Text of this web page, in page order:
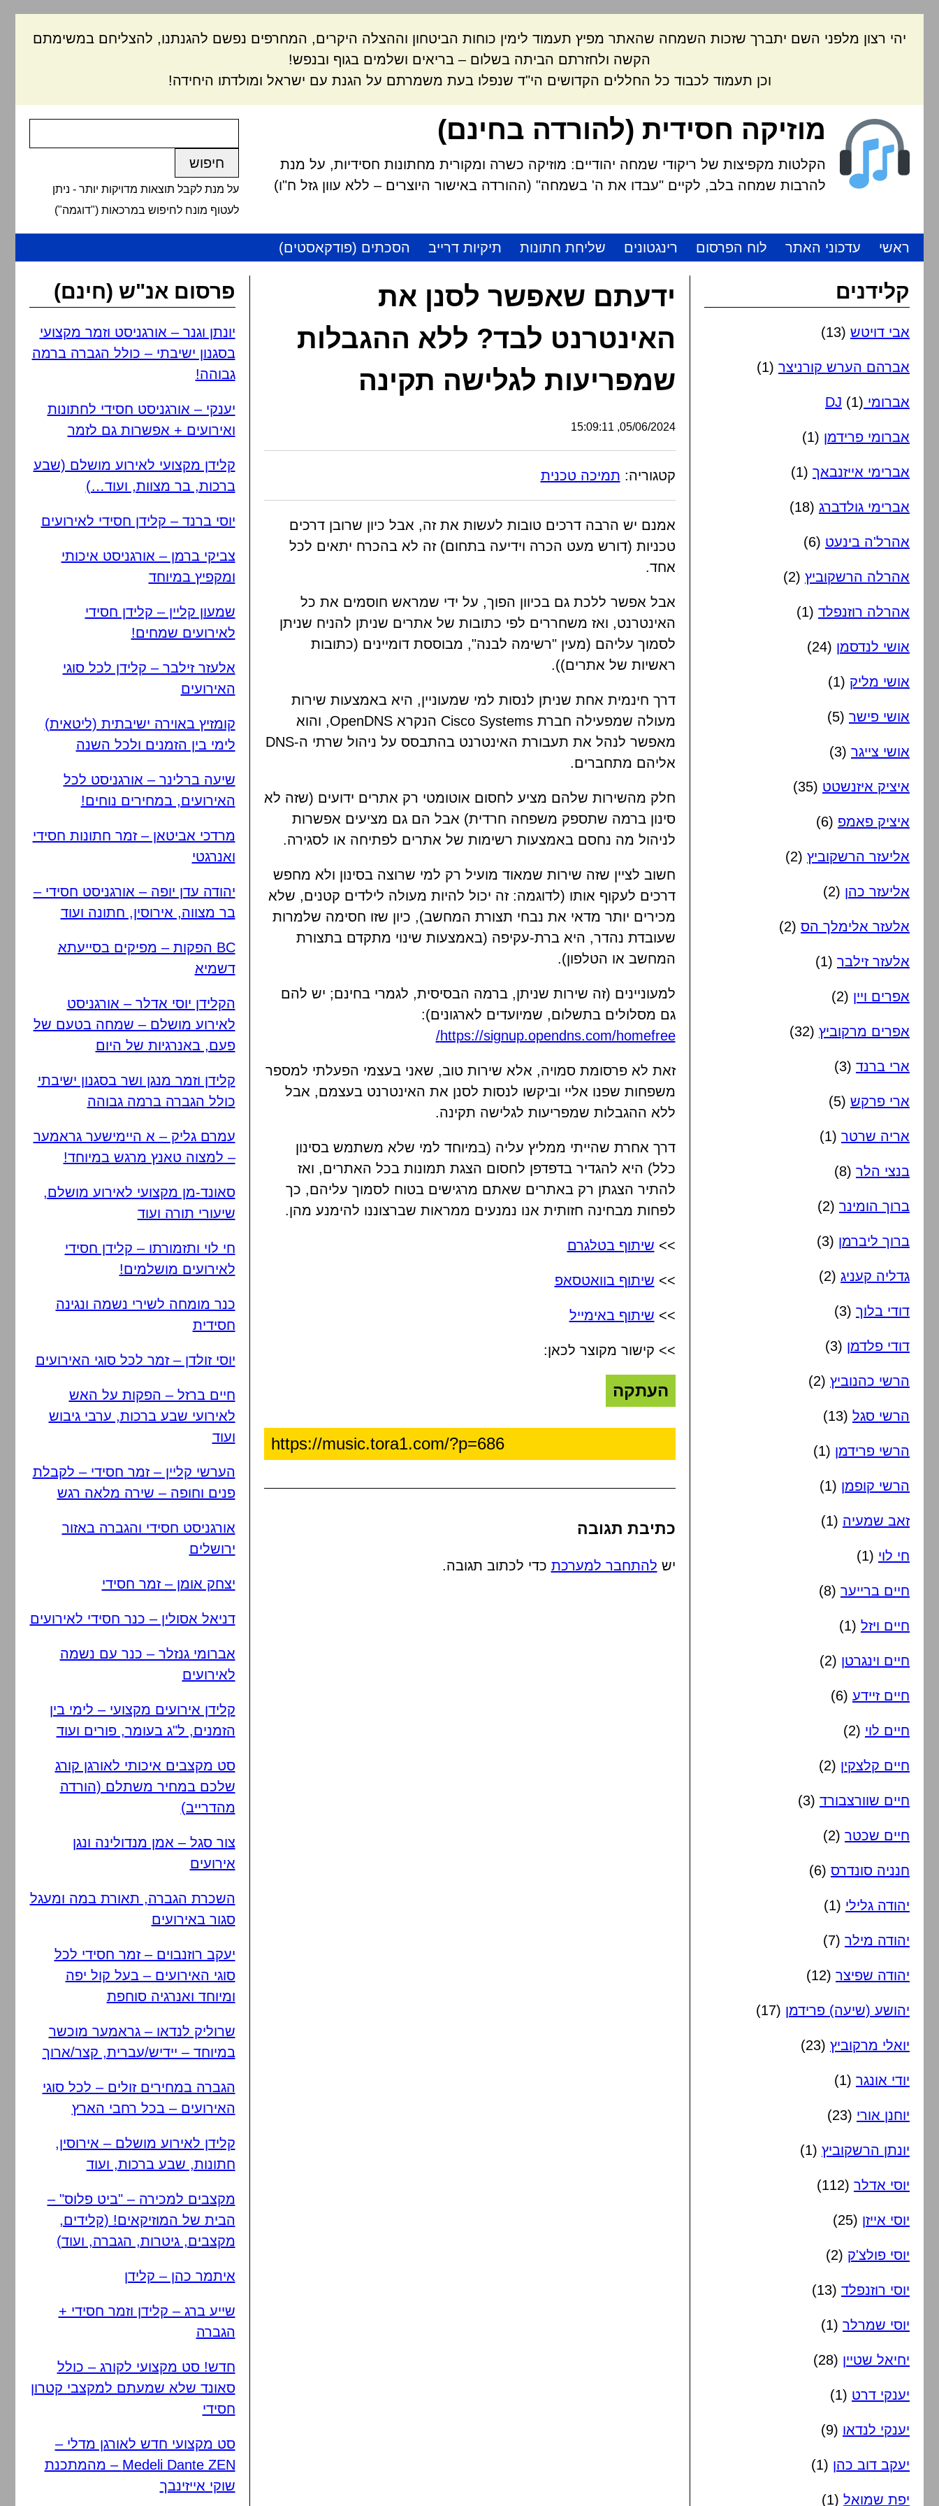
יהי רצון מלפני השם יתברך שזכות השמחה שהאתר מפיץ תעמוד לימין כוחות הביטחון וההצלה היקרים, המחרפים נפשם להגנתנו, להצליחם במשימתם
הקשה ולחזרתם הביתה בשלום – בריאים ושלמים בגוף ובנפש!
וכן תעמוד לכבוד כל החללים הקדושים הי"ד שנפלו בעת משמרתם על הגנת עם ישראל ומולדתו היחידה!
מוזיקה חסידית (להורדה בחינם)
הקלטות מקפיצות של ריקודי שמחה יהודיים: מוזיקה כשרה ומקורית מחתונות חסידיות, על מנת
להרבות שמחה בלב, לקיים "עבדו את ה' בשמחה" (ההורדה באישור היוצרים – ללא עוון גזל ח"ו)
על מנת לקבל תוצאות מדויקות יותר - ניתן
לעטוף מונח לחיפוש במרכאות ("דוגמה")
ראשי עדכוני האתר לוח הפרסום רינגטונים שליחת חתונות תיקיות דרייב הסכתים (פודקאסטים)
ידעתם שאפשר לסנן את
האינטרנט לבד? ללא ההגבלות
שמפריעות לגלישה תקינה
05/06/2024, 15:09:11
קטגוריה: תמיכה טכנית
אמנם יש הרבה דרכים טובות לעשות את זה, אבל כיון שרובן דרכים
טכניות (דורש מעט הכרה וידיעה בתחום) זה לא בהכרח יתאים לכל
אחד.
אבל אפשר ללכת גם בכיוון הפוך, על ידי שמראש חוסמים את כל
האינטרנט, ואז משחררים לפי כתובות של אתרים שניתן להניח שניתן
לסמוך עליהם (מעין "רשימה לבנה", מבוססת דומיינים (כתובות
ראשיות של אתרים)).
דרך חינמית אחת שניתן לנסות למי שמעוניין, היא באמצעות שירות
מעולה שמפעילה חברת Cisco Systems הנקרא OpenDNS, והוא
מאפשר לנהל את תעבורת האינטרנט בהתבסס על ניהול שרתי ה-DNS
אליהם מתחברים.
חלק מהשירות שלהם מציע לחסום אוטומטי רק אתרים ידועים (שזה לא
סינון ברמה שתספק משפחה חרדית) אבל הם גם מציעים אפשרות
לניהול מה נחסם באמצעות רשימות של אתרים לפתיחה או לסגירה.
חשוב לציין שזה שירות שמאוד מועיל רק למי שרוצה בסינון ולא מחפש
דרכים לעקוף אותו (לדוגמה: זה יכול להיות מעולה לילדים קטנים, שלא
מכירים יותר מדאי את נבחי תצורת המחשב), כיון שזו חסימה שלמרות
שעובדת נהדר, היא ברת-עקיפה (באמצעות שינוי מתקדם בתצורת
המחשב או הטלפון).
למעוניינים (זה שירות שניתן, ברמה הבסיסית, לגמרי בחינם; יש להם
גם מסלולים בתשלום, שמיועדים לארגונים):
https://signup.opendns.com/homefree/
זאת לא פרסומת סמויה, אלא שירות טוב, שאני בעצמי הפעלתי למספר
משפחות שפנו אליי וביקשו לנסות לסנן את האינטרנט בעצמם, אבל
ללא ההגבלות שמפריעות לגלישה תקינה.
דרך אחרת שהייתי ממליץ עליה (במיוחד למי שלא משתמש בסינון
כלל) היא להגדיר בדפדפן לחסום הצגת תמונות בכל האתרים, ואז
להתיר הצגתן רק באתרים שאתם מרגישים בטוח לסמוך עליהם, כך
לפחות מבחינה חזותית אנו נמנעים ממראות שברצוננו להימנע מהן.
>> שיתוף בטלגרם
>> שיתוף בוואטסאפ
>> שיתוף באימייל
>> קישור מקוצר לכאן:
העתקה
כתיבת תגובה
יש להתחבר למערכת כדי לכתוב תגובה.
קלידנים
אבי דויטש (13)
אברהם הערש קורניצר (1)
אברומי DJ (1)
אברומי פרידמן (1)
אברימי אייזנבאך (1)
אברימי גולדברג (18)
אהרל'ה בינעט (6)
אהרלה הרשקוביץ (2)
אהרלה רוזנפלד (1)
אושי לנדסמן (24)
אושי מליק (1)
אושי פישר (5)
אושי צייגר (3)
איציק איזנשטט (35)
איציק פאמפ (6)
אליעזר הרשקוביץ (2)
אליעזר כהן (2)
אלעזר אלימלך הס (2)
אלעזר זילבר (1)
אפרים ויין (2)
אפרים מרקוביץ (32)
ארי ברנד (3)
ארי פרקש (5)
אריה שרטר (1)
בנצי הלר (8)
ברוך הומינר (2)
ברוך ליברמן (3)
גדליה קעניג (2)
דודי בלוך (3)
דודי פלדמן (3)
הרשי כהנוביץ (2)
הרשי סגל (13)
הרשי פרידמן (1)
הרשי קופמן (1)
זאב שמעיה (1)
חי לוי (1)
חיים ברייער (8)
חיים ויזל (1)
חיים וינגרטן (2)
חיים זיידע (6)
חיים לוי (2)
חיים קלצקין (2)
חיים שוורצבורד (3)
חיים שכטר (2)
חנניה סונדרס (6)
יהודה גלילי (1)
יהודה מילר (7)
יהודה שפיצר (12)
יהושע (שיעה) פרידמן (17)
יואלי מרקוביץ (23)
יודי אונגר (1)
יוחנן אורי (23)
יונתן הרשקוביץ (1)
יוסי אדלר (112)
יוסי אייזן (25)
יוסי פולצ'ק (2)
יוסי רוזנפלד (13)
יוסי שמרלר (1)
יחיאל שטיין (28)
יענקי דרט (1)
יענקי לנדאו (9)
יעקב דוב כהן (1)
יפת שמואל (1)
פרסום אנ"ש (חינם)
יונתן וגנר – אורגניסט וזמר מקצועי
בסגנון ישיבתי – כולל הגברה ברמה
גבוהה!
יענקי – אורגניסט חסידי לחתונות
ואירועים + אפשרות גם לזמר
קלידן מקצועי לאירוע מושלם (שבע
ברכות, בר מצוות, ועוד…)
יוסי ברנד – קלידן חסידי לאירועים
צביקי ברמן – אורגניסט איכותי
ומקפיץ במיוחד
שמעון קליין – קלידן חסידי
לאירועים שמחים!
אלעזר זילבר – קלידן לכל סוגי
האירועים
קומזיץ באוירה ישיבתית (ליטאית)
לימי בין הזמנים ולכל השנה
שיעה ברלינר – אורגניסט לכל
האירועים, במחירים נוחים!
מרדכי אביטאן – זמר חתונות חסידי
ואנרגטי
יהודה עדן יופה – אורגניסט חסידי –
בר מצווה, אירוסין, חתונה ועוד
BC הפקות – מפיקים בסייעתא
דשמיא
הקלידן יוסי אדלר – אורגניסט
לאירוע מושלם – שמחה בטעם של
פעם, באנרגיות של היום
קלידן וזמר מנגן ושר בסגנון ישיבתי
כולל הגברה ברמה גבוהה
עמרם גליק – א היימישער גראמער
– למצוה טאנץ מרגש במיוחד!
סאונד-מן מקצועי לאירוע מושלם,
שיעורי תורה ועוד
חי לוי ותזמורתו – קלידן חסידי
לאירועים מושלמים!
כנר מומחה לשירי נשמה ונגינה
חסידית
יוסי זולדן – זמר לכל סוגי האירועים
חיים ברזל – הפקות על האש
לאירועי שבע ברכות, ערבי גיבוש
ועוד
הערשי קליין – זמר חסידי – לקבלת
פנים וחופה – שירה מלאה רגש
אורגניסט חסידי והגברה באזור
ירושלים
יצחק אומן – זמר חסידי
דניאל אסולין – כנר חסידי לאירועים
אברומי גנזלר – כנר עם נשמה
לאירועים
קלידן אירועים מקצועי – לימי בין
הזמנים, ל"ג בעומר, פורים ועוד
סט מקצבים איכותי לאורגן קורג
שלכם במחיר משתלם (הורדה
מהדרייב)
צור סגל – אמן מנדולינה ונגן
אירועים
השכרת הגברה, תאורת במה ומעגל
סגור באירועים
יעקב רוזנבוים – זמר חסידי לכל
סוגי האירועים – בעל קול יפה
ומיוחד ואנרגיה סוחפת
שרוליק לנדאו – גראמער מוכשר
במיוחד – יידיש/עברית, קצר/ארוך
הגברה במחירים זולים – לכל סוגי
האירועים – בכל רחבי הארץ
קלידן לאירוע מושלם – אירוסין,
חתונות, שבע ברכות, ועוד
מקצבים למכירה – "ביט פלוס" –
הבית של המוזיקאים! (קלידים,
מקצבים, גיטרות, הגברה, ועוד)
איתמר כהן – קלידן
שייע ברג – קלידן וזמר חסידי +
הגברה
חדש! סט מקצועי לקורג – כולל
סאונד שלא שמעתם למקצבי קטרון
חסידי
סט מקצועי חדש לאורגן מדלי –
Medeli Dante ZEN – מהמתכנת
שוקי אייזינבך